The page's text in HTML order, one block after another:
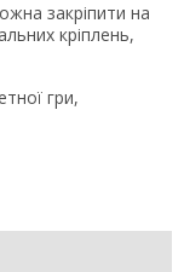
закріпити на
кріплень,
гри,